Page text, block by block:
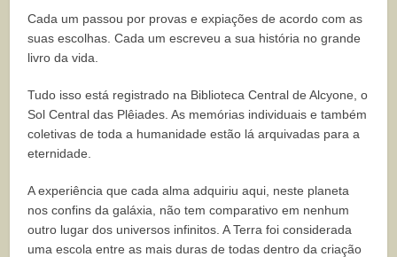
Cada um passou por provas e expiações de acordo com as
suas escolhas. Cada um escreveu a sua história no grande
livro da vida.
Tudo isso está registrado na Biblioteca Central de Alcyone, o
Sol Central das Plêiades. As memórias individuais e também
coletivas de toda a humanidade estão lá arquivadas para a
eternidade.
A experiência que cada alma adquiriu aqui, neste planeta
nos confins da galáxia, não tem comparativo em nenhum
outro lugar dos universos infinitos. A Terra foi considerada
uma escola entre as mais duras de todas dentro da criação